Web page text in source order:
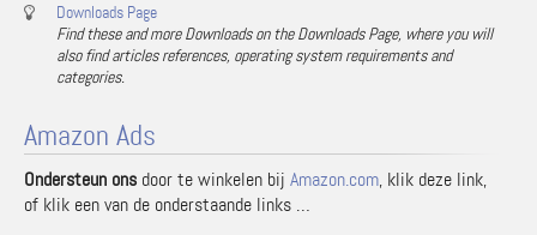
Downloads Page
Find these and more Downloads on the Downloads Page, where you will
also find articles references, operating system requirements and
categories.
Amazon Ads
Ondersteun ons door te winkelen bij Amazon.com, klik deze link,
of klik een van de onderstaande links …